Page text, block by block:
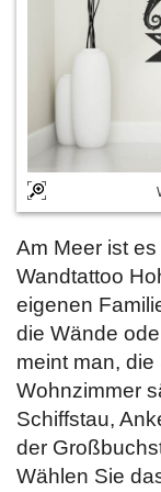
Am Meer ist
Wandtattoo
eigenen
die Wände
meint man,
Wohnzimmer
Schiffstau,
der
Wählen Sie